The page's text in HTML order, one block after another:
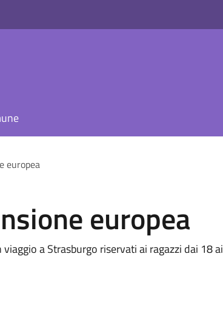
europea
europea
a Strasburgo riservati ai ragazzi dai 18 ai